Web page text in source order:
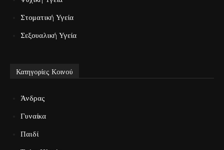
Στοματική Υγεία
Σεξουαλική Υγεία
Κατηγορίες Κοινού
Άνδρας
Γυναίκα
Παιδί